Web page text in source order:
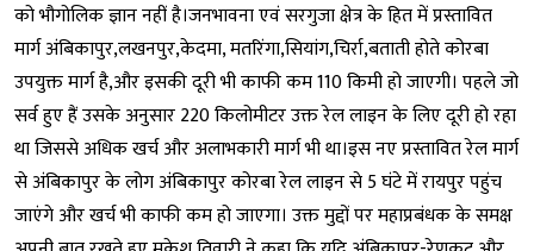
को भौगोलिक ज्ञान नहीं है।जनभावना एवं सरगुजा क्षेत्र के हित में प्रस्तावित
मार्ग अंबिकापुर,लखनपुर,केदमा, मतरिंगा,सियांग,चिर्रा,बताती होते कोरबा
उपयुक्त मार्ग है,और इसकी दूरी भी काफी कम 110 किमी हो जाएगी। पहले जो
सर्व हुए हैं उसके अनुसार 220 किलोमीटर उक्त रेल लाइन के लिए दूरी हो रहा
था जिससे अधिक खर्च और अलाभकारी मार्ग भी था।इस नए प्रस्तावित रेल मार्ग
से अंबिकापुर के लोग अंबिकापुर कोरबा रेल लाइन से 5 घंटे में रायपुर पहुंच
जाएंगे और खर्च भी काफी कम हो जाएगा। उक्त मुद्दों पर महाप्रबंधक के समक्ष